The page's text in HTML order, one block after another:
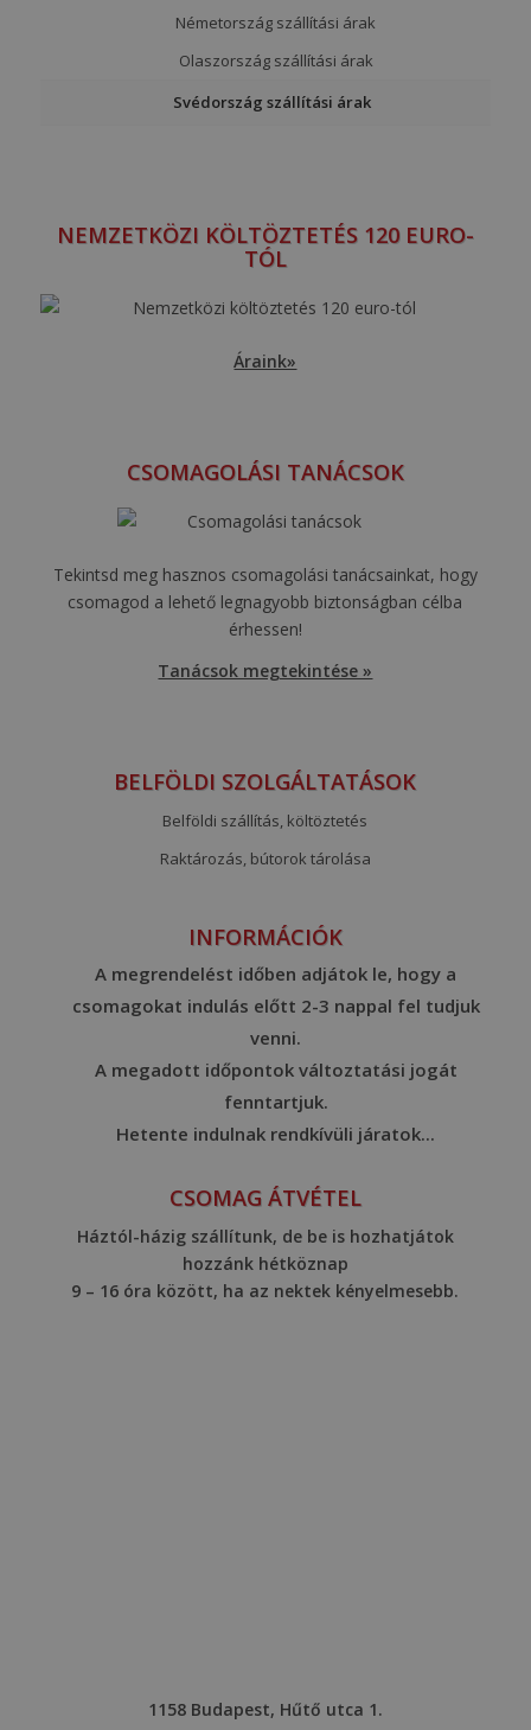
Németország szállítási árak
Olaszország szállítási árak
Svédország szállítási árak
NEMZETKÖZI KÖLTÖZTETÉS 120 EURO-
TÓL
Áraink»
CSOMAGOLÁSI TANÁCSOK
Tekintsd meg hasznos csomagolási tanácsainkat, hogy
csomagod a lehető legnagyobb biztonságban célba
érhessen!
Tanácsok megtekintése »
BELFÖLDI SZOLGÁLTATÁSOK
Belföldi szállítás, költöztetés
Raktározás, bútorok tárolása
INFORMÁCIÓK
A megrendelést időben adjátok le, hogy a
csomagokat indulás előtt 2-3 nappal fel tudjuk
venni.
A megadott időpontok változtatási jogát
fenntartjuk.
Hetente indulnak rendkívüli járatok...
CSOMAG ÁTVÉTEL
Háztól-házig szállítunk, de be is hozhatjátok
hozzánk hétköznap
9 – 16 óra között, ha az nektek kényelmesebb.
1158 Budapest, Hűtő utca 1.